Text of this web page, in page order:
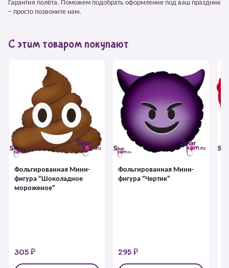
Гарантия полёта. Поможем подобрать оформление под ваш праздник
– просто позвоните нам.
С этим товаром покупают
Фольгированная Мини-
фигура "Шоколадное
мороженое"
305 ₽
Фольгированная Мини-
фигура "Чертик"
295 ₽